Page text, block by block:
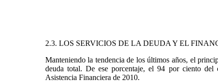
2.3. LOS SERVICIOS DE LA DEUDA Y EL
Manteniendo la tendencia de los últimos años, el
deuda total. De ese porcentaje, el 94 por ciento del
Asistencia Financiera de 2010.